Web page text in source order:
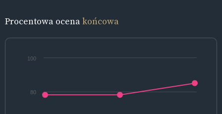
Procentowa ocenakońcowa
80
100